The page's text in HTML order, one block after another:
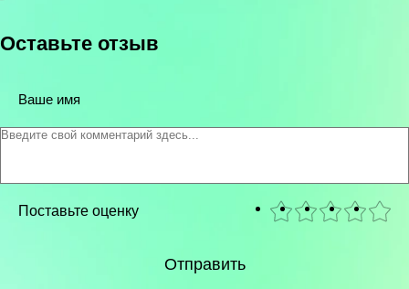
Оставьте отзыв
Ваше имя
Поставьте оценку
Отправить